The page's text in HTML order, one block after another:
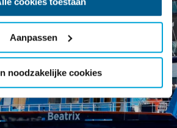
Aanpassen
noodzakelijke cookies